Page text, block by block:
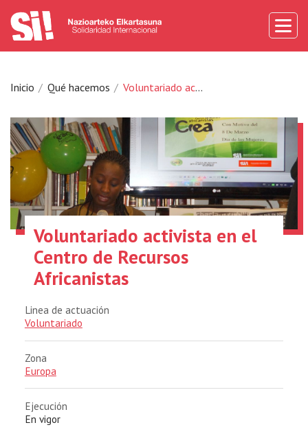
Inicio Qué hacemos Voluntariado activista en el Centro de Recursos Africanistas
Voluntariado activista en el
Centro de Recursos
Africanistas
Linea de actuación
Voluntariado
Zona
Europa
Ejecución
En vigor